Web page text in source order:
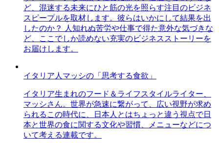
ど、混迷する未来にひと筋の光を照らす注目のビジネ
スピープルを取材します。彼らはいかにして結果を出
したのか？ 人知れぬ苦労や仕事で得た意外な気づきな
ど、ここでしか読めない充実のビジネスストーリーを
お届けします。
イタリア人マッシの「思考する食欲」
イタリア生まれのフード＆ライフスタイルライター、
マッシさん。世界が急速に繋がって、広い視野が求め
られるこの時代に、日本人とはちょっと違う視点で日
本と世界の食に関する文化や習慣、メニューなどにつ
いて考える連載です。